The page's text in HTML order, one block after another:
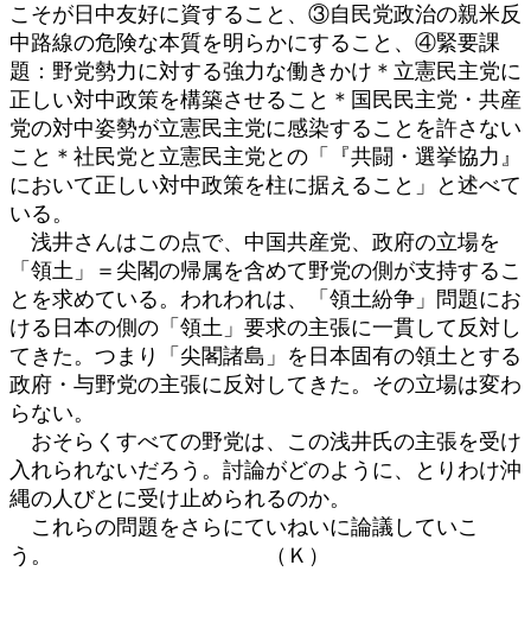
こそが日中友好に資すること、③自民党政治の親米反
中路線の危険な本質を明らかにすること、④緊要課
題：野党勢力に対する強力な働きかけ＊立憲民主党に
正しい対中政策を構築させること＊国民民主党・共産
党の対中姿勢が立憲民主党に感染することを許さない
こと＊社民党と立憲民主党との「『共闘・選挙協力』
において正しい対中政策を柱に据えること」と述べて
いる。
浅井さんはこの点で、中国共産党、政府の立場を
「領土」＝尖閣の帰属を含めて野党の側が支持するこ
とを求めている。われわれは、「領土紛争」問題にお
ける日本の側の「領土」要求の主張に一貫して反対し
てきた。つまり「尖閣諸島」を日本固有の領土とする
政府・与野党の主張に反対してきた。その立場は変わ
らない。
おそらくすべての野党は、この浅井氏の主張を受け
入れられないだろう。討論がどのように、とりわけ沖
縄の人びとに受け止められるのか。
これらの問題をさらにていねいに論議していこ
う。 （Ｋ）